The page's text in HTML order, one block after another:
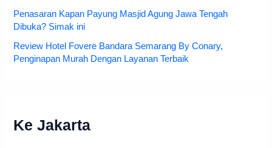
Penasaran Kapan Payung Masjid Agung Jawa Tengah
Dibuka? Simak ini
Review Hotel Fovere Bandara Semarang By Conary,
Penginapan Murah Dengan Layanan Terbaik
Ke Jakarta